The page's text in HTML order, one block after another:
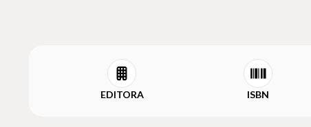
EDITORA ISBN